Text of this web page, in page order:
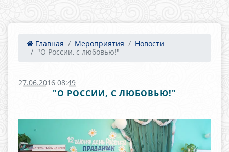
Главная Мероприятия
Новости
"О России, с любовью!"
27.06.2016 08:49
"О РОССИИ, С ЛЮБОВЬЮ!"